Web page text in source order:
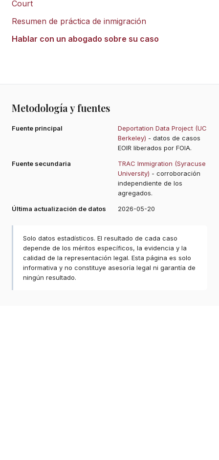
Court
Resumen de práctica de inmigración
Hablar con un abogado sobre su caso
Metodología y fuentes
Fuente principal
Deportation Data Project (UC
Berkeley) - datos de casos
EOIR liberados por FOIA.
Fuente secundaria
TRAC Immigration (Syracuse
University) - corroboración
independiente de los
agregados.
Última actualización de datos
2026-05-20
Solo datos estadísticos. El resultado de cada caso
depende de los méritos específicos, la evidencia y la
calidad de la representación legal. Esta página es solo
informativa y no constituye asesoría legal ni garantía de
ningún resultado.